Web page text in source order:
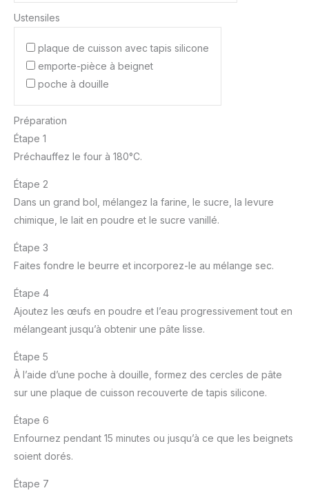
Ustensiles
plaque de cuisson avec tapis silicone
emporte-pièce à beignet
poche à douille
Préparation
Étape 1
Préchauffez le four à 180°C.
Étape 2
Dans un grand bol, mélangez la farine, le sucre, la levure
chimique, le lait en poudre et le sucre vanillé.
Étape 3
Faites fondre le beurre et incorporez-le au mélange sec.
Étape 4
Ajoutez les œufs en poudre et l’eau progressivement tout en
mélangeant jusqu’à obtenir une pâte lisse.
Étape 5
À l’aide d’une poche à douille, formez des cercles de pâte
sur une plaque de cuisson recouverte de tapis silicone.
Étape 6
Enfournez pendant 15 minutes ou jusqu’à ce que les beignets
soient dorés.
Étape 7